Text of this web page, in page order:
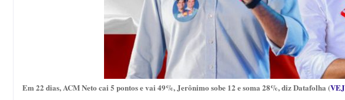
Em 22 dias, ACM Neto cai 5 pontos e vai 49%, Jerônimo sobe 12 e soma 28%, diz Datafolha (